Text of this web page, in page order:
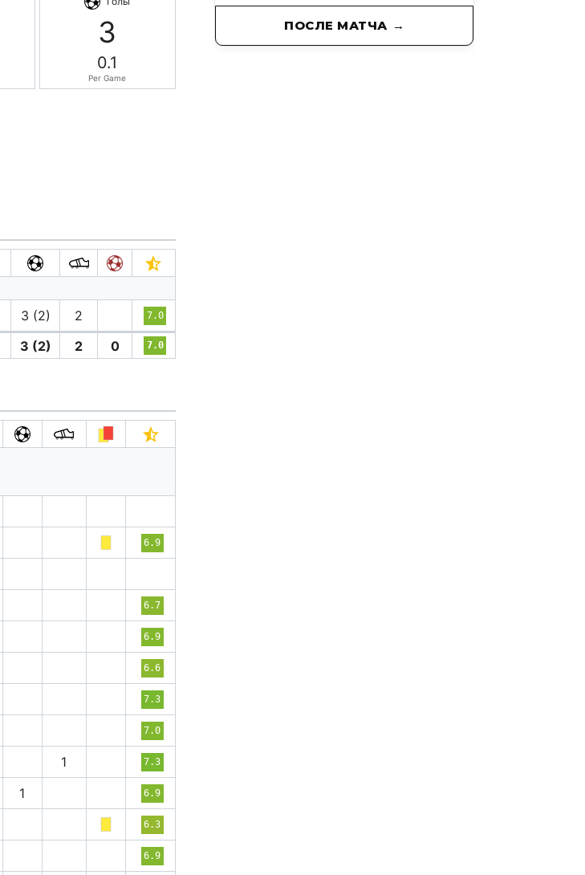
3
0.1
Per Game
3 (2) 2 7.0
3 (2) 2 0 7.0
6.9
6.7
6.9
6.6
7.3
7.0
1 7.3
1 6.9
6.3
6.9
ПОСЛЕ МАТЧА